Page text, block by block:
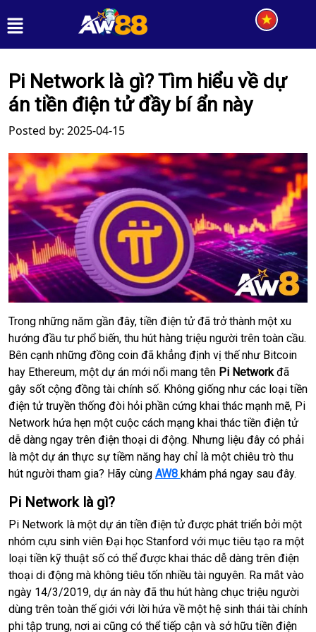
Pi Network là gì? Tìm hiểu về dự
án tiền điện tử đầy bí ẩn này
Posted by: 2025-04-15
Trong những năm gần đây, tiền điện tử đã trở thành một xu
hướng đầu tư phổ biến, thu hút hàng triệu người trên toàn cầu.
Bên cạnh những đồng coin đã khẳng định vị thế như Bitcoin
hay Ethereum, một dự án mới nổi mang tên Pi Networkđã
gây sốt cộng đồng tài chính số. Không giống như các loại tiền
điện tử truyền thống đòi hỏi phần cứng khai thác mạnh mẽ, Pi
Network hứa hẹn một cuộc cách mạng khai thác tiền điện tử
dễ dàng ngay trên điện thoại di động. Nhưng liệu đây có phải
là một dự án thực sự tiềm năng hay chỉ là một chiêu trò thu
hút người tham gia? Hãy cùng AW8 khám phá ngay sau đây.
Pi Network là gì?
Pi Network là một dự án tiền điện tử được phát triển bởi một
nhóm cựu sinh viên Đại học Stanford với mục tiêu tạo ra một
loại tiền kỹ thuật số có thể được khai thác dễ dàng trên điện
thoại di động mà không tiêu tốn nhiều tài nguyên. Ra mắt vào
ngày 14/3/2019, dự án này đã thu hút hàng chục triệu người
dùng trên toàn thế giới với lời hứa về một hệ sinh thái tài chính
phi tập trung, nơi ai cũng có thể tiếp cận và sở hữu tiền điện